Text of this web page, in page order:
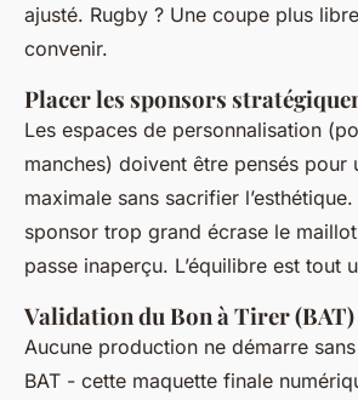
ajusté. Rugby ? Une coupe plus
convenir.
Placer les sponsors
Les espaces de personnalisation
manches) doivent être pensés pour
maximale sans sacrifier
sponsor trop grand écrase le
passe inaperçu. L’équilibre est tout
Validation du Bon à Tirer (BAT)
Aucune production ne démarre
BAT - cette maquette finale